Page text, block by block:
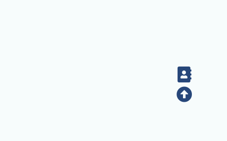
Top